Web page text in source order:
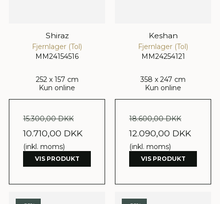
Shiraz
Fjernlager (Tol)
MM24154516
252 x 157 cm
Kun online
15.300,00 DKK
10.710,00 DKK
(inkl. moms)
VIS PRODUKT
Keshan
Fjernlager (Tol)
MM24254121
358 x 247 cm
Kun online
18.600,00 DKK
12.090,00 DKK
(inkl. moms)
VIS PRODUKT